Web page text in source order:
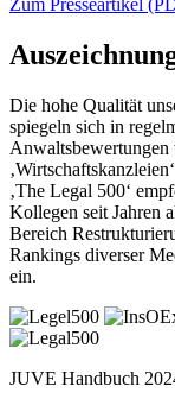
Zum Presseartikel
Die hohe Qualität
spiegeln sich in
Anwaltsbewertungen
‚The Legal 500‘
Kollegen seit Jahren
Bereich
Rankings diverser
ein.
JUVE Handbuch